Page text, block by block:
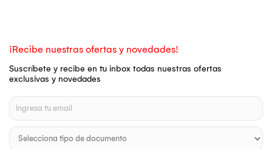
¡Recibe nuestras ofertas y novedades!
Suscríbete y recibe en tu inbox todas nuestras ofertas
exclusivas y novedades